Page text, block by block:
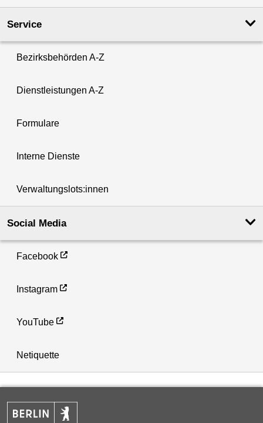
Service
Bezirksbehörden A-Z
Dienstleistungen A-Z
Formulare
Interne Dienste
Verwaltungslots:innen
Social Media
Facebook
Instagram
YouTube
Netiquette